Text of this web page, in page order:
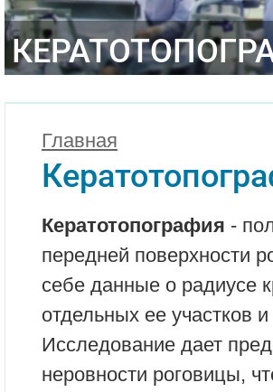
Главная
Кератотопография -
передней поверхности
себе данные о радиусе
отдельных ее участков
Исследование дает
неровности роговицы,